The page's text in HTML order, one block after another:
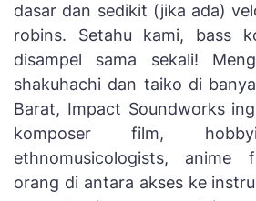
dasar dan sedikit (jika ada)
robins. Setahu kami, bass
disampel sama sekali!
shakuhachi dan taiko di
Barat, Impact Soundworks
komposer film,
ethnomusicologists, anime
orang di antara akses ke